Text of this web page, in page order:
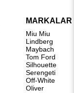
MARKALAR
Miu Miu
Lindberg
Maybach
Tom Ford
Silhouette
Serengeti
Off-White
Oliver